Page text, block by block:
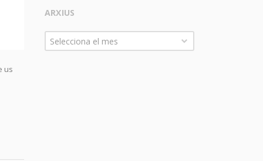
us
ARXIUS
Arxius
Selecciona el mes